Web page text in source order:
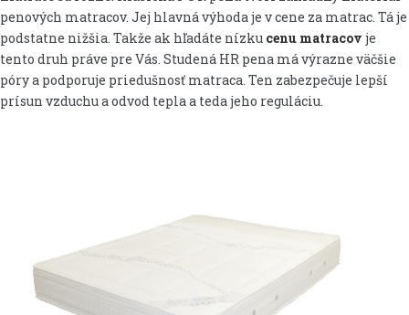
penových matracov. Jej hlavná výhoda je v cene za matrac. Tá je
podstatne nižšia. Takže ak hľadáte nízku cenu matracov je
tento druh práve pre Vás. Studená HR pena má výrazne väčšie
póry a podporuje priedušnosť matraca. Ten zabezpečuje lepší
prísun vzduchu a odvod tepla a teda jeho reguláciu.